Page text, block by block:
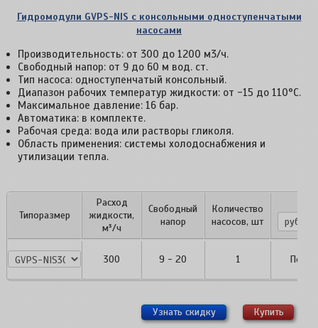
Гидромодули GVPS-NIS с консольными одноступенчатыми
насосами
Производительность: от 300 до 1200 м3/ч.
Свободный напор: от 9 до 60 м вод. ст.
Тип насоса: одноступенчатый консольный.
Диапазон рабочих температур жидкости: от -15 до 110°С.
Максимальное давление: 16 бар.
Автоматика: в комплекте.
Рабочая среда: вода или растворы гликоля.
Область применения: системы холодоснабжения и
утилизации тепла.
Типоразмер
Расход
жидкости,
м³/ч
Свободный
напор
Количество
насосов, шт
GVPS-
NIS300.P1
300 9 - 20 1 По
Узнать скидку Купить